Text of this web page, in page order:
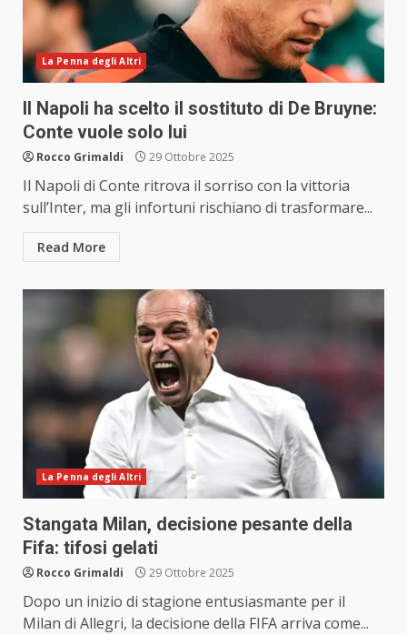
La Penna degli Altri
Il Napoli ha scelto il sostituto di De Bruyne:
Conte vuole solo lui
Rocco Grimaldi 29 Ottobre 2025
Il Napoli di Conte ritrova il sorriso con la vittoria
sull’Inter, ma gli infortuni rischiano di trasformare...
Read More
La Penna degli Altri
Stangata Milan, decisione pesante della
Fifa: tifosi gelati
Rocco Grimaldi 29 Ottobre 2025
Dopo un inizio di stagione entusiasmante per il
Milan di Allegri, la decisione della FIFA arriva come...